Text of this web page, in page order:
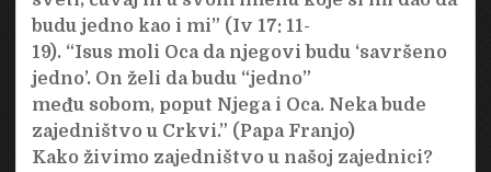
budu jedno kao i mi” (Iv 17: 11-
19). “Isus moli Oca da njegovi budu ‘savršeno
jedno’. On želi da budu “jedno”
među sobom, poput Njega i Oca. Neka bude
zajedništvo u Crkvi.” (Papa Franjo)
Kako živimo zajedništvo u našoj zajednici?